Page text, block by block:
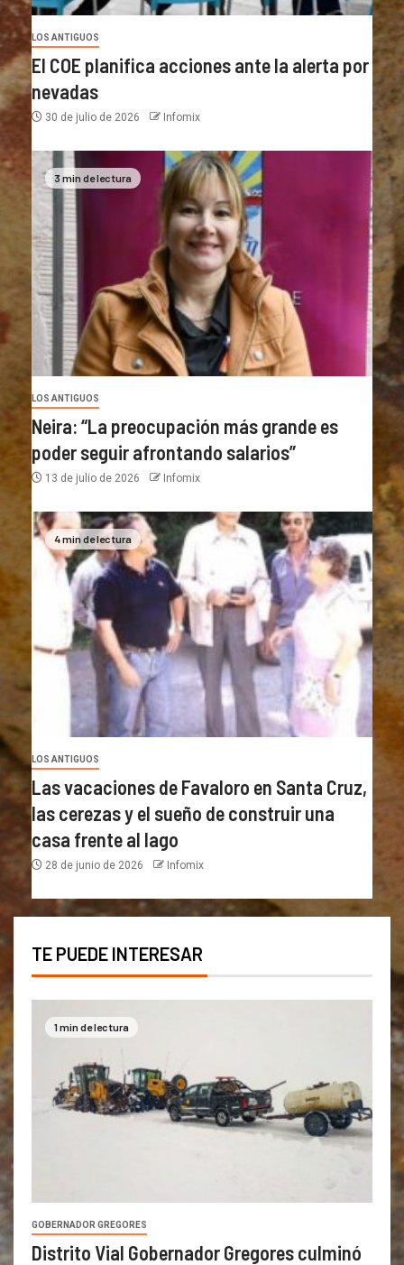
LOS ANTIGUOS
El COE planifica acciones ante la alerta por
nevadas
30 de julio de 2026 Infomix
3 min de lectura
LOS ANTIGUOS
Neira: “La preocupación más grande es
poder seguir afrontando salarios”
13 de julio de 2026 Infomix
4 min de lectura
LOS ANTIGUOS
Las vacaciones de Favaloro en Santa Cruz,
las cerezas y el sueño de construir una
casa frente al lago
28 de junio de 2026 Infomix
TE PUEDE INTERESAR
1 min de lectura
GOBERNADOR GREGORES
Distrito Vial Gobernador Gregores culminó